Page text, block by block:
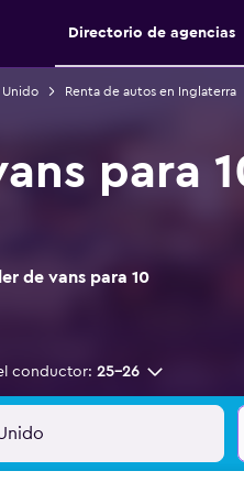
Directorio de agencias
Unido Renta de autos en Inglaterra
para
de vans para 10
conductor: 25-26